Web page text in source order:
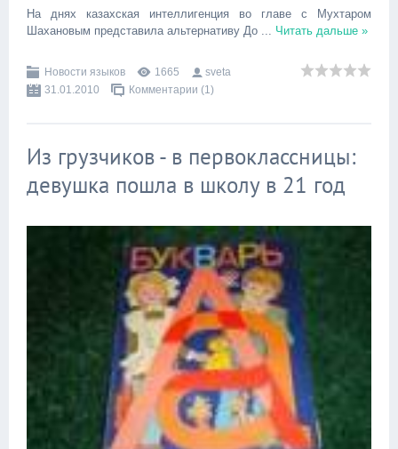
На днях казахская интеллигенция во главе с Мухтаром
Шахановым представила альтернативу До ... Читать дальше »
Новости языков 1665
sveta
31.01.2010
Комментарии (1)
Из грузчиков - в первоклассницы:
девушка пошла в школу в 21 год